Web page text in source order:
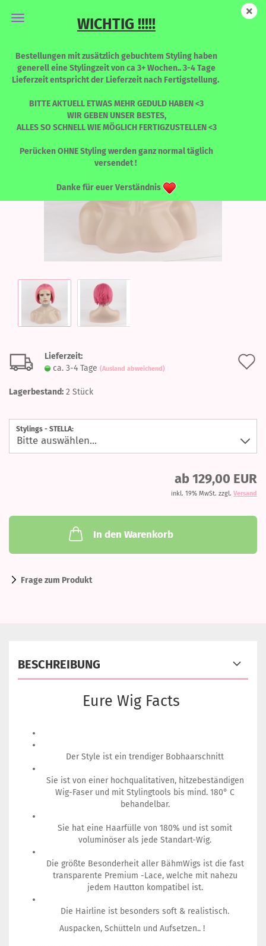
WICHTIG !!!!!
Bestellungen mit zusätzlich gebuchtem Styling haben
generell eine Stylingzeit von ca 3+ Wochen.. 3-4 Tage
Lieferzeit entspricht der Lieferzeit nach Fertigstellung.
BITTE AKTUELL ETWAS MEHR GEDULD HABEN <3
WIR GEBEN UNSER BESTES,
ALLES SO SCHNELL WIE MÖGLICH FERTIGZUSTELLEN <3
Perücken OHNE Styling werden ganz normal täglich
versendet !
Danke für euer Verständnis
Stella - FARRAH - Limited Edition
Lieferzeit:
ca. 3-4 Tage (Ausland abweichend)
Lagerbestand: 2 Stück
Stylings - STELLA:
ab 129,00 EUR
inkl. 19% MwSt. zzgl. Versand
In den Warenkorb
Frage zum Produkt
BESCHREIBUNG
Eure Wig Facts
Der Style ist ein trendiger Bobhaarschnitt
Sie ist von einer hochqualitativen, hitzebeständigen
Wig-Faser und mit Stylingtools bis mind. 180° C
behandelbar.
Sie hat eine Haarfülle von 180% und ist somit
voluminöser als jede Standart-Wig.
Die größte Besonderheit aller BähmWigs ist die fast
transparente Premium -Lace, welche mit nahezu
jedem Hautton kompatibel ist.
Die Hairline ist besonders soft & realistisch.
Auspacken, Schütteln und Aufsetzen.. !